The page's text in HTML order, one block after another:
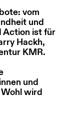
vom
und
Action ist für
Hackh,
KMR.
und
wird